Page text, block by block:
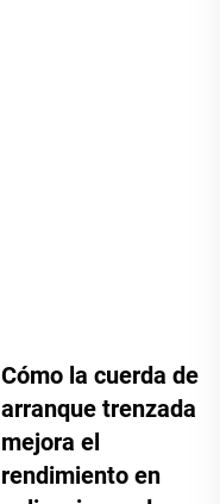
Cómo la cuerda de
arranque trenzada
mejora el
rendimiento en